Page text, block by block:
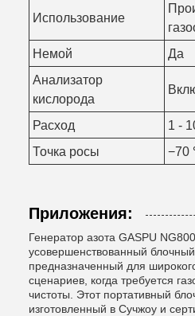
Использование
Немой
Да
Анализатор
кислорода
Расход
1 -
Точка росы
Приложения:
Генератор азота GASPU
усовершенствованный блочный
предназначенный для
сценариев, когда требуется
чистоты. Этот портативный
изготовленный в Сучжоу и